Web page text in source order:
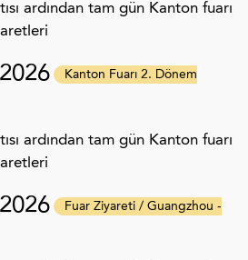
ardından tam gün Kanton fuarı
Kanton Fuarı 2. Dönem
ardından tam gün Kanton fuarı
Fuar Ziyareti / Guangzhou -